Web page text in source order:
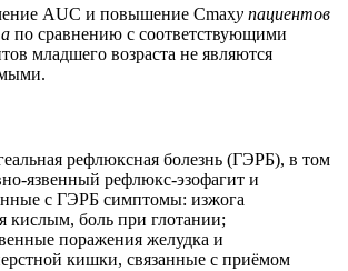
AUC и повышение Cmaxу пациентов
по сравнению с соответствующими
младшего возраста не являются
рефлюксная болезнь (ГЭРБ), в том
язвенный рефлюкс-эзофагит и
с ГЭРБ симптомы: изжога
кислым, боль при глотании;
поражения желудка и
кишки, связанные с приёмом